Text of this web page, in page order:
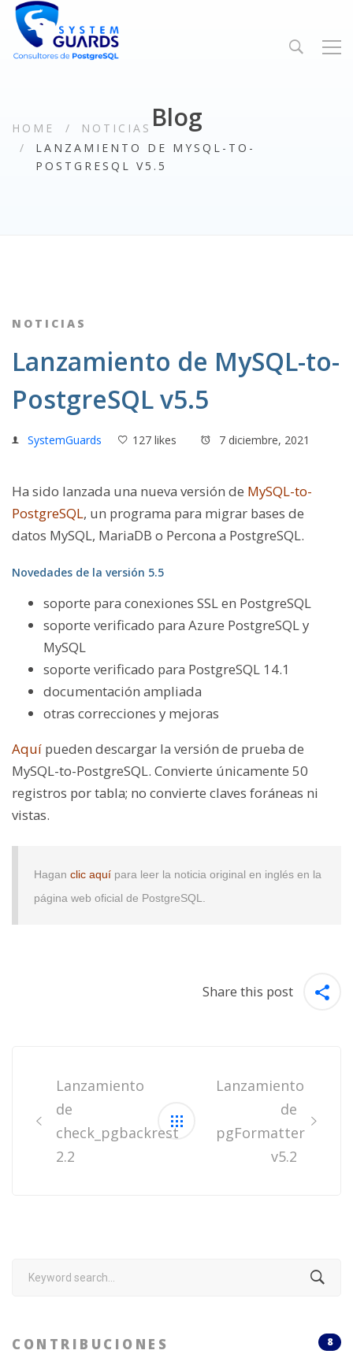
Blog
HOME
NOTICIAS
LANZAMIENTO DE MYSQL-TO-
POSTGRESQL V5.5
NOTICIAS
Lanzamiento de MySQL-to-
PostgreSQL v5.5
SystemGuards 127 likes 7 diciembre, 2021
Ha sido lanzada una nueva versión de MySQL-to-
PostgreSQL, un programa para migrar bases de
datos MySQL, MariaDB o Percona a PostgreSQL.
Novedades de la versión 5.5
soporte para conexiones SSL en PostgreSQL
soporte verificado para Azure PostgreSQL y
MySQL
soporte verificado para PostgreSQL 14.1
documentación ampliada
otras correcciones y mejoras
Aquí pueden descargar la versión de prueba de
MySQL-to-PostgreSQL. Convierte únicamente 50
registros por tabla; no convierte claves foráneas ni
vistas.
Hagan clic aquí para leer la noticia original en inglés en la
página web oficial de PostgreSQL.
Share this post
navigation
Lanzamiento
de
check_pgbackrest
2.2
Lanzamiento
de
pgFormatter
v5.2
Search
CONTRIBUCIONES 8